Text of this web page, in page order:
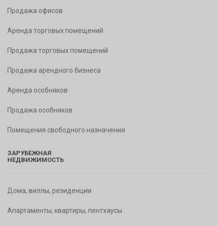
Продажа офисов
Аренда торговых помещений
Продажа торговых помещений
Продажа арендного бизнеса
Аренда особняков
Продажа особняков
Помещения свободного назначения
ЗАРУБЕЖНАЯ
НЕДВИЖИМОСТЬ
Дома, виллы, резиденции
Апартаменты, квартиры, пентхаусы